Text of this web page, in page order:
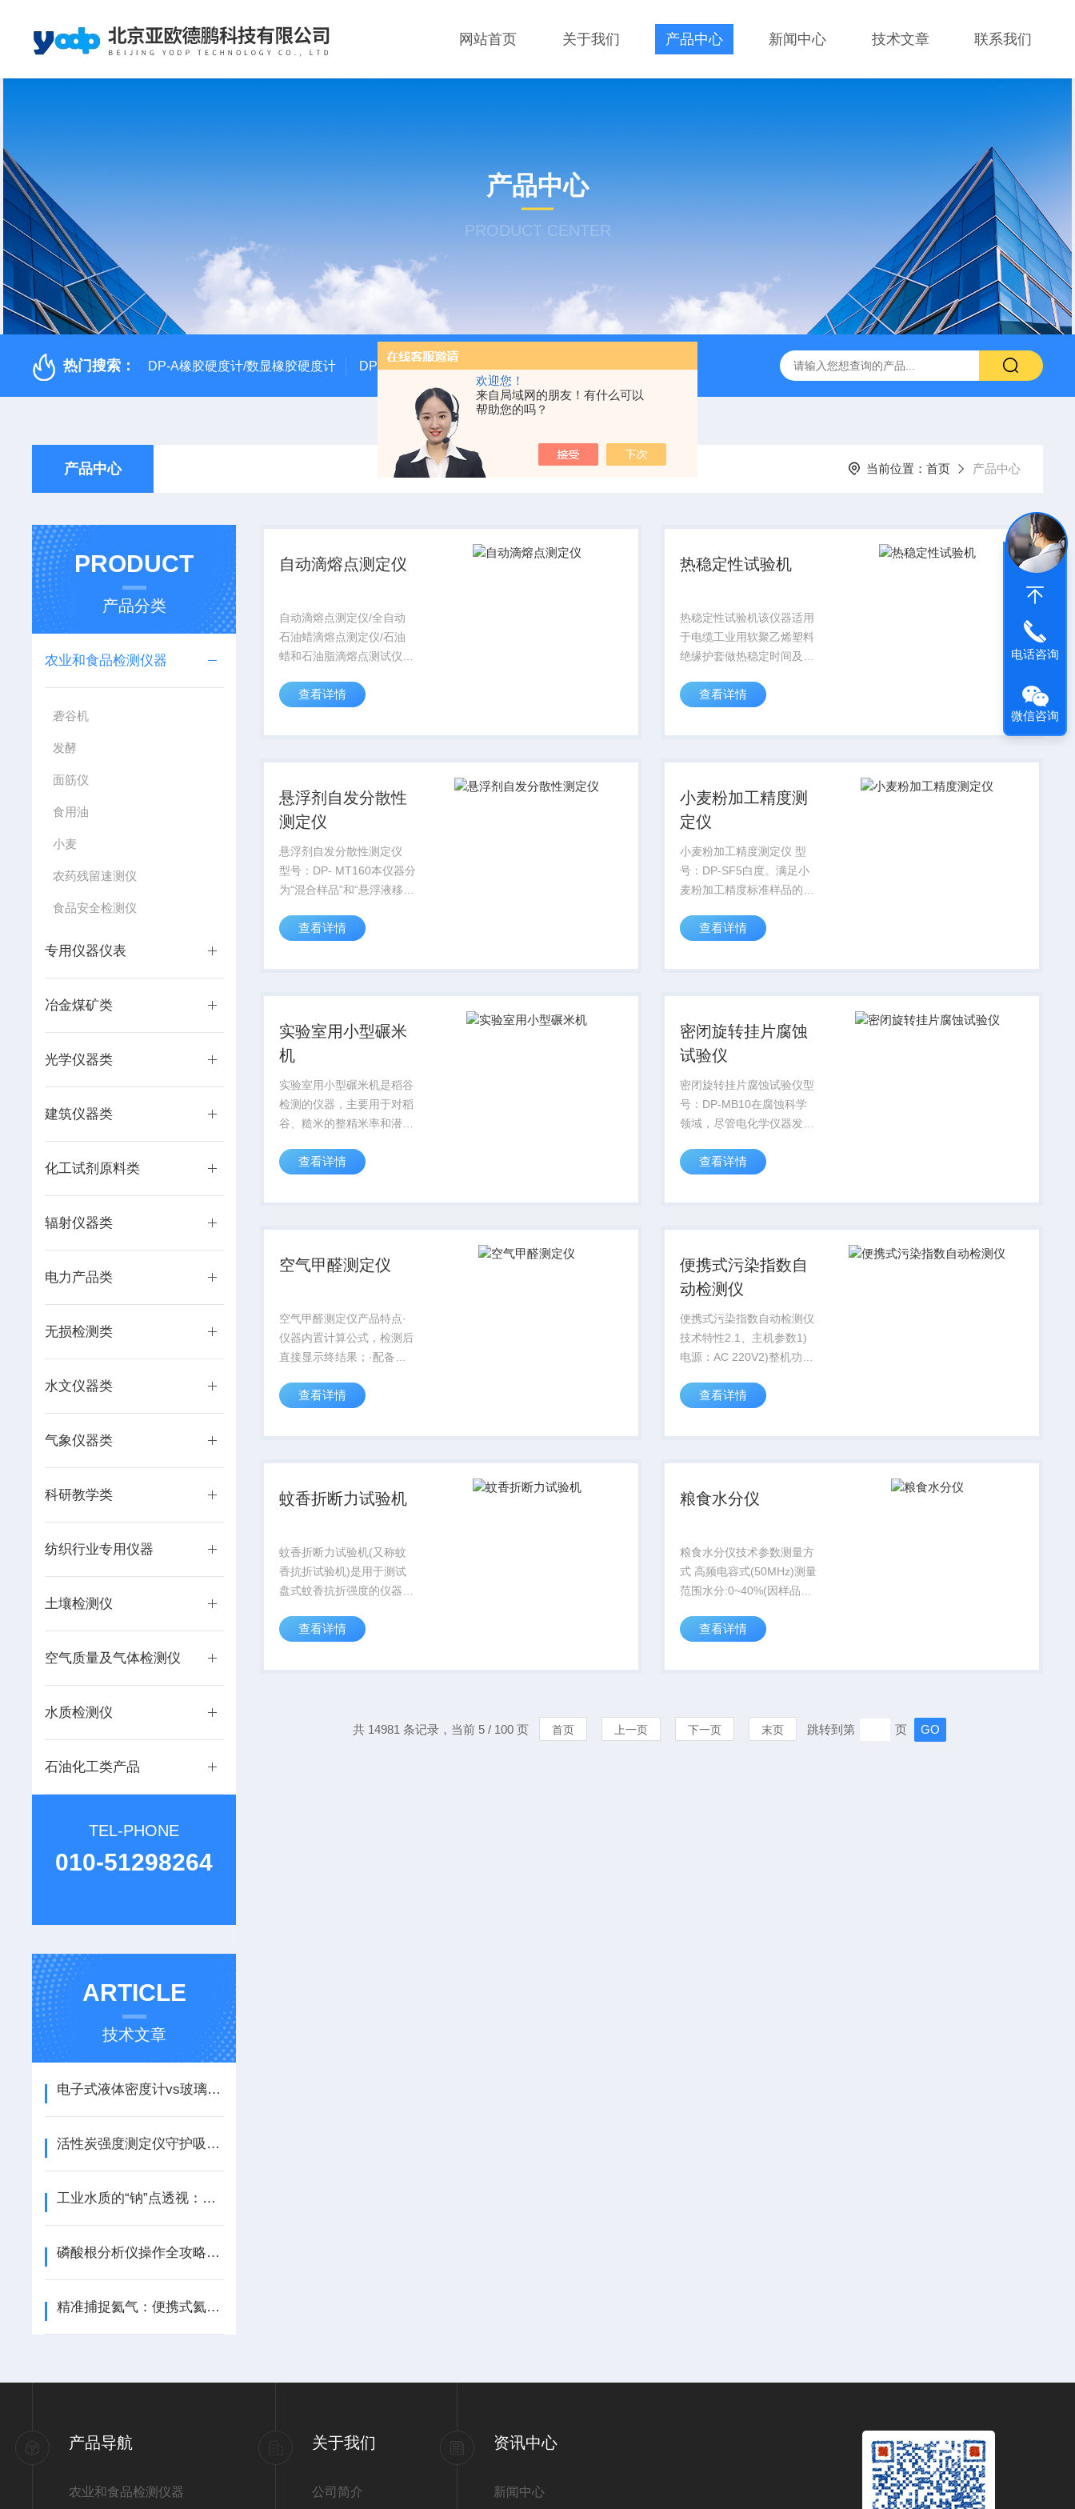
欢迎您！
来自局域网的朋友！有什么可以
帮助您的吗？
网站首页 关于我们 产品中心 新闻中心 技术文章 联系我们
产品中心
PRODUCT CENTER
热门搜索： DP-A橡胶硬度计/数显橡胶硬度计 DP17392汽液两相流实验仪 DP-BCGY-1便携式测仪/测仪 DP-DFYF-109ZS
产品中心 当前位置： 首页 产品中心
PRODUCT
产品分类
农业和食品检测仪器
砻谷机
发酵
面筋仪
食用油
小麦
农药残留速测仪
食品安全检测仪
专用仪器仪表
冶金煤矿类
光学仪器类
建筑仪器类
化工试剂原料类
辐射仪器类
电力产品类
无损检测类
水文仪器类
气象仪器类
科研教学类
纺织行业专用仪器
土壤检测仪
空气质量及气体检测仪
水质检测仪
石油化工类产品
TEL-PHONE
010-51298264
ARTICLE
技术文章
电子式液体密度计vs玻璃浮子式：精度、速度与成本对比
活性炭强度测定仪守护吸附材料的“结构脊梁”
工业水质的“钠”点透视：在线钠离子检测仪的技术逻辑与应用价值
磷酸根分析仪操作全攻略：从开机到精准测量的关键步骤
精准捕捉氦气：便携式氦气检测仪操作全流程指南
自动滴熔点测定仪
自动滴熔点测定仪/全自动
石油蜡滴熔点测定仪/石油
蜡和石油脂滴熔点测试仪
油蜡和石油脂的滴熔点。本
机控温，控温精度高。仪器
查看详情
热稳定性试验机
热稳定性试验机该仪器适用
于电缆工业用软聚乙烯塑料
绝缘护套做热稳定时间及软
温仪表采用了具有PID自整
此基础上进行了人工优化，
查看详情
悬浮剂自发分散性
测定仪
悬浮剂自发分散性测定仪
型号：DP- MT160本仪器分
为“混合样品”和“悬浮液移
合样品：将配制好的样品在
进行30次180°上下颠倒混
查看详情
小麦粉加工精度测
定仪
小麦粉加工精度测定仪 型
号：DP-SF5白度。满足小
麦粉加工精度标准样品的测
小麦粉粉色、麸星的测定》
它粉类加工企业进行质量控
查看详情
实验室用小型碾米
机
实验室用小型碾米机是稻谷
检测的仪器，主要用于对稻
谷、糙米的整精米率和潜在
质检机构、粮食企业、农
等。
查看详情
密闭旋转挂片腐蚀
试验仪
密闭旋转挂片腐蚀试验仪型
号：DP-MB10在腐蚀科学
领域，尽管电化学仪器发展
是一种简单、适用并被所确
适用于水介质中缓蚀剂性能
查看详情
空气甲醛测定仪
空气甲醛测定仪产品特点·
仪器内置计算公式，检测后
直接显示终结果；·配备可
幕实时显示电量；·可连接
结果；
查看详情
便携式污染指数自
动检测仪
便携式污染指数自动检测仪
技术特性2.1、主机参数1)
电源：AC 220V2)整机功
温度： 5~45℃4)使用环境
水)
查看详情
蚊香折断力试验机
蚊香折断力试验机(又称蚊
香抗折试验机)是用于测试
盘式蚊香抗折强度的仪器，
寸:45x40x65CM ·重
源:AC220V150HZ ·控制方
查看详情
粮食水分仪
粮食水分仪技术参数测量方
式 高频电容式(50MHz)测量
范围水分:0~40%(因样品种
考值)测量对象 谷物等35个
查看详情
共 14981 条记录，当前 5 / 100 页 首页 上一页 下一页 末页 跳转到第 页
产品导航
农业和食品检测仪器
关于我们
公司简介
资讯中心
新闻中心
电话咨询
微信咨询